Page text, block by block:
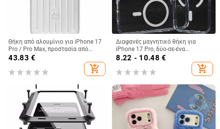
Θήκη από αλουμίνιο για iPhone 17
Pro / Pro Max, προστασία από
πτώσεις, μαγνητικό κλείσιμο,
κατασκευή με έγχυση, δυνατότητα
προσαρμογής
43.83 €
add_shopping_cart
Διαφανές μαγνητικό θήκη για
iPhone 17 Pro, δύο-σε-ένα
προστατευτικό κάλυμμα με
παχύτερο πλαίσιο και μεγάλο
άνοιγμα
8.22 - 10.48 €
add_shopping_cart